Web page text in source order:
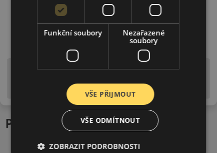
Upozornění! Hodnoty na štítku jsou pouze
is EU štítky ve smyslu dosud platné (předchozí) legislativy.
Podobné produkty
Funkční soubory
Nezařazené
soubory
VŠE PŘIJMOUT
VŠE ODMÍTNOUT
ZOBRAZIT PODROBNOSTI